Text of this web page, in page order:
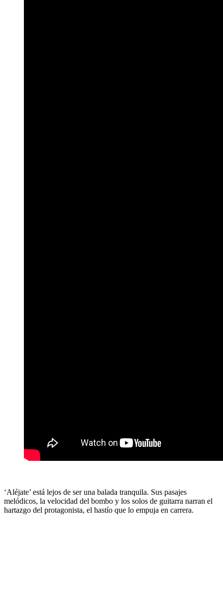
‘Aléjate’ está lejos de ser una balada tranquila. Sus pasajes
melódicos, la velocidad del bombo y los solos de guitarra narran el
hartazgo del protagonista, el hastío que lo empuja en carrera.